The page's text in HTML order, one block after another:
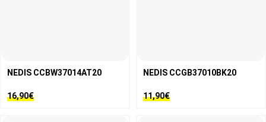
NEDIS CCBW37014AT20
16,90€
NEDIS CCGB37010BK20
11,90€